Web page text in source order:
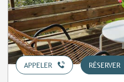
APPELER RÉSERVER